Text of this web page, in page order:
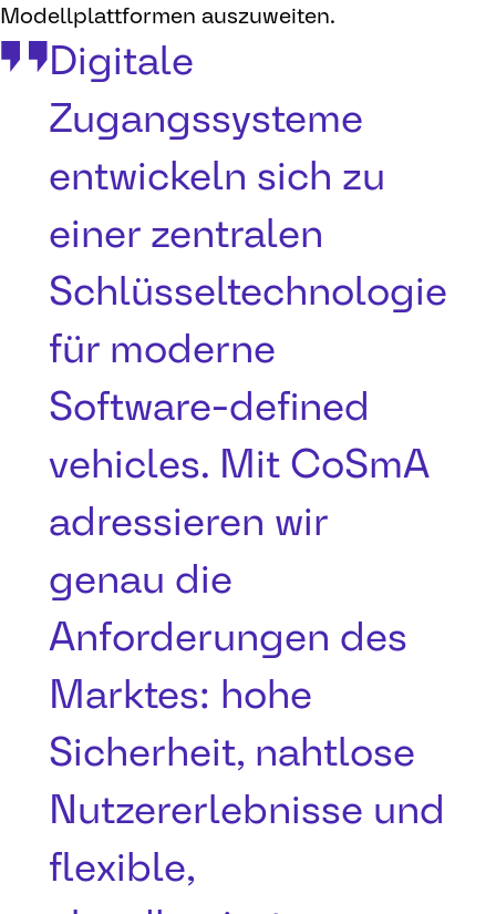
Modellplattformen auszuweiten.
Digitale
Zugangssysteme
entwickeln sich zu
einer zentralen
Schlüsseltechnologie
für moderne
Software-defined
vehicles. Mit CoSmA
adressieren wir
genau die
Anforderungen des
Marktes: hohe
Sicherheit, nahtlose
Nutzererlebnisse und
flexible,